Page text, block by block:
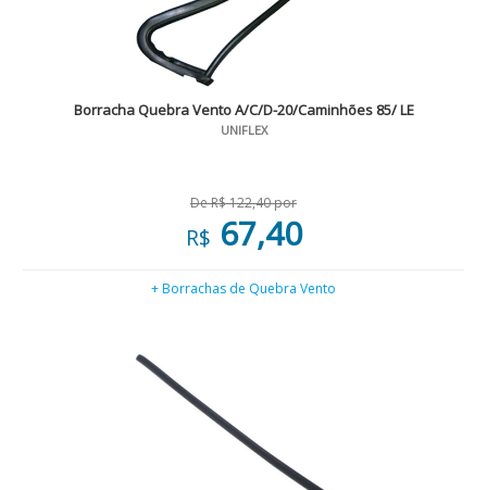
Borracha Quebra Vento A/C/D-20/Caminhões 85/ LE
UNIFLEX
De R$ 122,40 por
R$ 67,40
+ Borrachas de Quebra Vento